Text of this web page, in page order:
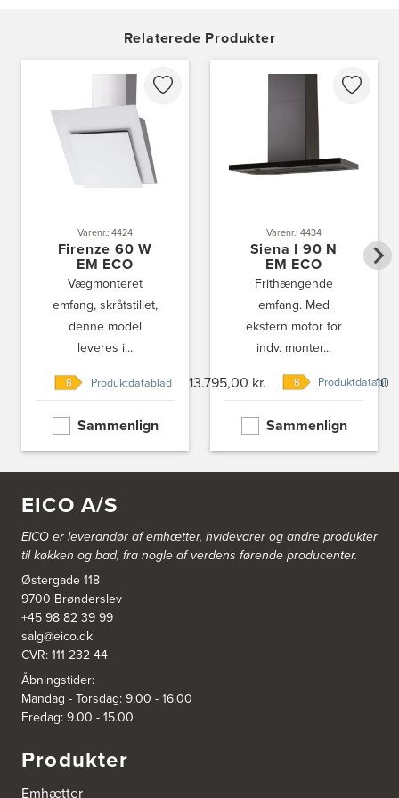
3831: Power Rødovre
Rødovre Centrum 90
2610 Rødovre
https://www.power.dk/butik/power-roedovre/s-3831/
3832: Power Slagelse
4200 Slagelse
Tel.:70338080
https://www.power.dk/butik/power-slagelse/s-3832/
3836: Power Frederikshavn
Grønlandsvej 22
9900 Frederikshavn
https://www.power.dk/butik/power-frederikshavn/s-3836/
Nordhavnsvej 2
6100 Haderslev
https://www.power.dk/butik/power-haderslev/s-3841/
A/S Henning Lund Horsens
Vegavej 11
8700 Horsens
Tel.:75647733
http://www.el-salg.dk
A/S Kærsgaard
Hjørringvej 42
9400 Nørresundby
Tel.:98172377
AUBO Køkken & Bad Østerbro
2100 København Ø
Tel.:22 77 01 95
Relaterede Produkter
Varenr.: 4424
Firenze 60 W
EM ECO
Vægmonteret
emfang, skråtstillet,
denne model
leveres i...
Produktdatablad
Sammenlign
Varenr.: 4434
Siena I 90 N
EM ECO
Frithængende
emfang. Med
ekstern motor for
indv. monter...
13.795,00 kr. Produktdatablad
Sammenlign
EICO A/S
EICO er leverandør af emhætter, hvidevarer ogandre produkter
til køkken og bad, fra nogle af verdens førende producenter.
Østergade 118
9700 Brønderslev
+45 98 82 39 99
salg@eico.dk
CVR: 111 232 44
Åbningstider:
Mandag - Torsdag: 9.00 - 16.00
Fredag: 9.00 - 15.00
Produkter
Emhætter